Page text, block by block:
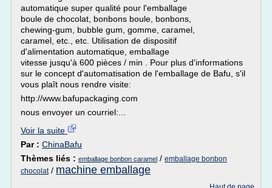
automatique super qualité pour l'emballage
boule de chocolat, bonbons boule, bonbons,
chewing-gum, bubble gum, gomme, caramel,
caramel, etc., etc. Utilisation de dispositif
d'alimentation automatique, emballage
vitesse jusqu'à 600 pièces / min . Pour plus d'informations
sur le concept d'automatisation de l'emballage de Bafu, s'il
vous plaît nous rendre visite:
http://www.bafupackaging.com
nous envoyer un courriel:...
Voir la suite
Par : ChinaBafu
Thèmes liés : emballage bonbon caramel / emballage bonbon
chocolat/ machine emballage